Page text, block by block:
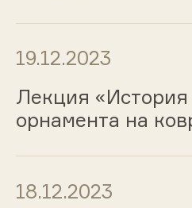
19.12.2023
Лекция «История
орнамента на
18.12.2023